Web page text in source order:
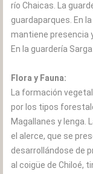
río Chaicas. La
guardaparques. En
mantiene presencia
En la guardería
Flora y Fauna:
La formación
por los tipos
Magallanes y lenga.
el alerce, que se
desarrollándose de
al coigüe de Chiloé,